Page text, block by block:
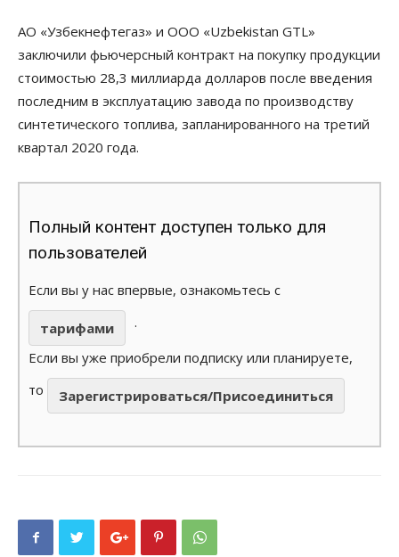
АО «Узбекнефтегаз» и ООО «Uzbekistan GTL»
заключили фьючерсный контракт на покупку продукции
стоимостью 28,3 миллиарда долларов после введения
последним в эксплуатацию завода по производству
синтетического топлива, запланированного на третий
квартал 2020 года.
Полный контент доступен только для
пользователей
Если вы у нас впервые, ознакомьтесь с
тарифами
.
Если вы уже приобрели подписку или планируете,
то
Зарегистрироваться/Присоединиться